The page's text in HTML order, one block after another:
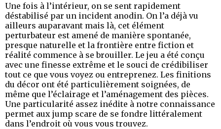
Une fois à l’intérieur, on se sent rapidement
déstabilisé par un incident anodin. On l’a déjà vu
ailleurs auparavant mais là, cet élément
perturbateur est amené de manière spontanée,
presque naturelle et la frontière entre fiction et
réalité commence à se brouiller. Le jeu a été conçu
avec une finesse extrême et le souci de crédibiliser
tout ce que vous voyez ou entreprenez. Les finitions
du décor ont été particulièrement soignées, de
même que l’éclairage et l’aménagement des pièces.
Une particularité assez inédite à notre connaissance
permet aux jump scare de se fondre littéralement
dans l’endroit où vous vous trouvez.